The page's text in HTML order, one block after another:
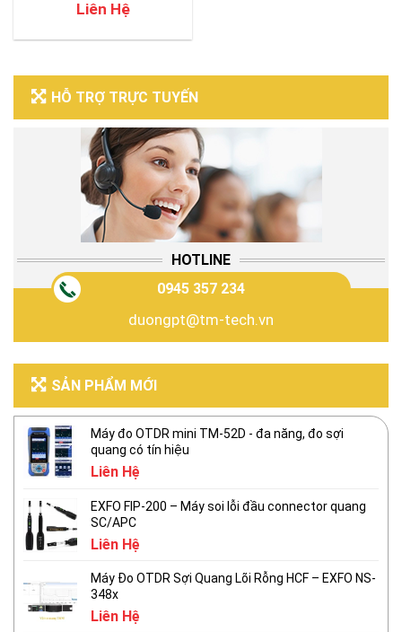
HỖ TRỢ TRỰC TUYẾN
HOTLINE
0945 357 234
duongpt@tm-tech.vn
SẢN PHẨM MỚI
Máy đo OTDR mini TM-52D - đa năng, đo sợi
quang có tín hiệu
Liên Hệ
EXFO FIP-200 – Máy soi lỗi đầu connector quang
SC/APC
Liên Hệ
Máy Đo OTDR Sợi Quang Lõi Rỗng HCF – EXFO NS-
348x
Liên Hệ
Liên Hệ